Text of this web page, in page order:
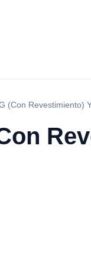
(Con Revestimiento)